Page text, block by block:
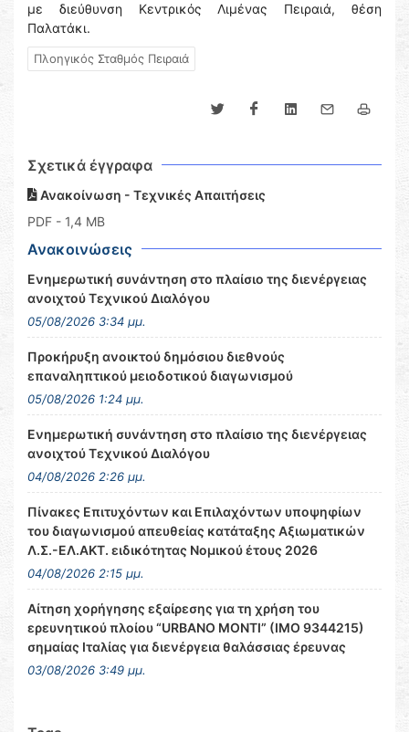
με διεύθυνση Κεντρικός Λιμένας Πειραιά, θέση
Παλατάκι.
Πλοηγικός Σταθμός Πειραιά
Σχετικά έγγραφα
Ανακοίνωση - Τεχνικές Απαιτήσεις
PDF - 1,4 MB
Ανακοινώσεις
Ενημερωτική συνάντηση στο πλαίσιο της διενέργειας
ανοιχτού Τεχνικού Διαλόγου
05/08/2026 3:34 μμ.
Προκήρυξη ανοικτού δημόσιου διεθνούς
επαναληπτικού μειοδοτικού διαγωνισμού
05/08/2026 1:24 μμ.
Ενημερωτική συνάντηση στο πλαίσιο της διενέργειας
ανοιχτού Τεχνικού Διαλόγου
04/08/2026 2:26 μμ.
Πίνακες Επιτυχόντων και Επιλαχόντων υποψηφίων
του διαγωνισμού απευθείας κατάταξης Αξιωματικών
Λ.Σ.-ΕΛ.ΑΚΤ. ειδικότητας Νομικού έτους 2026
04/08/2026 2:15 μμ.
Αίτηση χορήγησης εξαίρεσης για τη χρήση του
ερευνητικού πλοίου “URBANO MONTI” (IMO 9344215)
σημαίας Ιταλίας για διενέργεια θαλάσσιας έρευνας
03/08/2026 3:49 μμ.